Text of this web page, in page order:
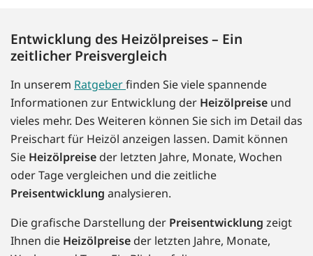
Entwicklung des Heizölpreises – Ein
zeitlicher Preisvergleich
In unserem Ratgeberfinden Sie viele spannende
Informationen zur Entwicklung der Heizölpreise und
vieles mehr. Des Weiteren können Sie sich im Detail das
Preischart für Heizöl anzeigen lassen. Damit können
Sie Heizölpreise der letzten Jahre, Monate, Wochen
oder Tage vergleichen und die zeitliche
Preisentwicklung analysieren.
Die grafische Darstellung der Preisentwicklung zeigt
Ihnen die Heizölpreise der letzten Jahre, Monate,